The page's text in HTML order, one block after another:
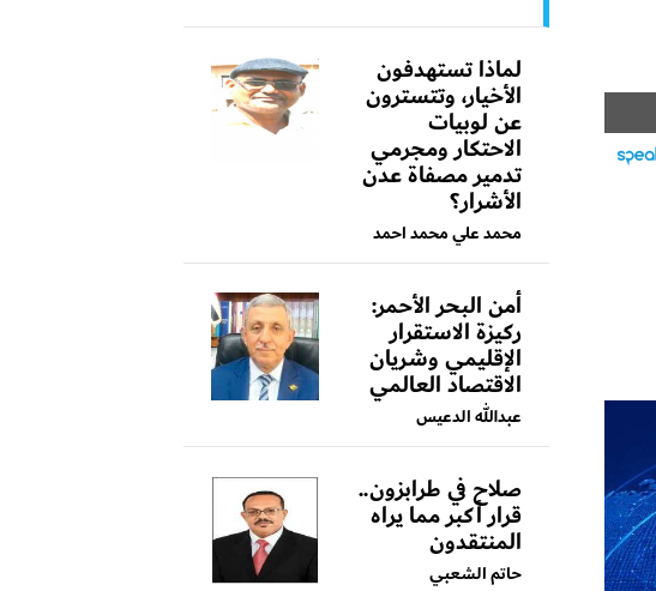
لماذا تستهدفون
الأخيار، وتتسترون
عن لوبيات
الاحتكار ومجرمي
تدمير مصفاة عدن
الأشرار؟
محمد علي محمد احمد
أمن البحر الأحمر:
ركيزة الاستقرار
الإقليمي وشريان
الاقتصاد العالمي
عبدالله الدعيس
صلاح في طرابزون..
قرار أكبر مما يراه
المنتقدون
حاتم الشعبي